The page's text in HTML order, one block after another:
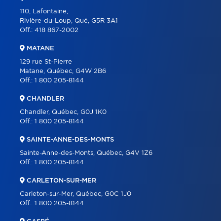
110, Lafontaine,
Rivière-du-Loup, Qué, G5R 3A1
Off.: 418 867-2002
MATANE
129 rue St-Pierre
Matane, Québec, G4W 2B6
Off.: 1 800 205-8144
CHANDLER
Chandler, Québec, G0J 1K0
Off.: 1 800 205-8144
SAINTE-ANNE-DES-MONTS
Sainte-Anne-des-Monts, Québec, G4V 1Z6
Off.: 1 800 205-8144
CARLETON-SUR-MER
Carleton-sur-Mer, Québec, G0C 1J0
Off.: 1 800 205-8144